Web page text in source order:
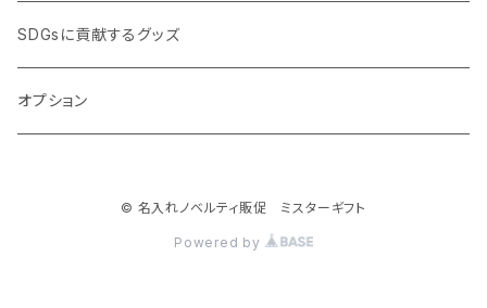
ウイルス対策消耗品
ウイルス対策備品
タオル・ブランケット
その他雑貨品
予算消化・備品におすすめグッズ
展示会・説明会ノベルティ
クイック印刷対応ポーチ・巾着
クイック印刷対応ボトル
SDGsに貢献するグッズ
オプション
© 名入れノベルティ販促 ミスターギフト
Powered by